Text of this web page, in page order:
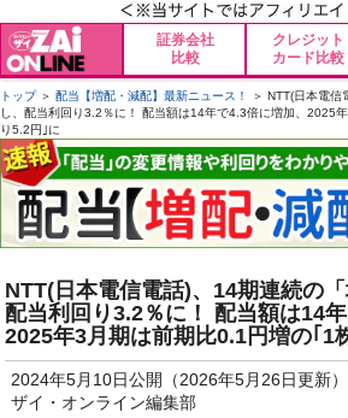
証券会社
比較
クレジット
カード比較
トップ＞ 配当【増配・減配】最新ニュース！
＞ NTT(日本電信
し、配当利回り3.2％に！ 配当額は14年で4.3倍に増加、2025
り5.2円｣に
NTT(日本電信電話)、14期連続の「
配当利回り3.2％に！ 配当額は14年
2025年3月期は前期比0.1円増の｢1
2024年5月10日公開（2026年5月26日更新）
ザイ・オンライン編集部